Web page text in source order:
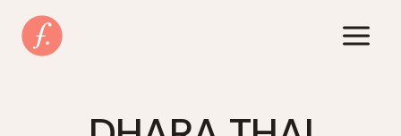
Inhalt
springen